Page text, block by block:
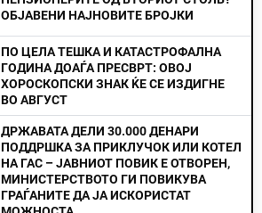
ОБЈАВЕНИ НАЈНОВИТЕ БРОЈКИ
ПО ЦЕЛА ТЕШКА И КАТАСТРОФАЛНА
ГОДИНА ДОАЃА ПРЕСВРТ: ОВОЈ
ХОРОСКОПСКИ ЗНАК ЌЕ СЕ ИЗДИГНЕ
ВО АВГУСТ
ДРЖАВАТА ДЕЛИ 30.000 ДЕНАРИ
ПОДДРШКА ЗА ПРИКЛУЧОК ИЛИ КОТЕЛ
НА ГАС – ЈАВНИОТ ПОВИК Е ОТВОРЕН,
МИНИСТЕРСТВОТО ГИ ПОВИКУВА
ГРАЃАНИТЕ ДА ЈА ИСКОРИСТАТ